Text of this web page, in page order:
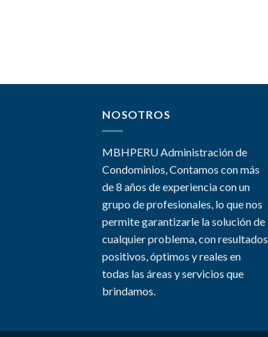
NOSOTROS
MBHPERU Administración de
Condominios, Contamos con más
de 8 años de experiencia con un
grupo de profesionales, lo que nos
permite garantizarle la solución de
cualquier problema, con resultados
positivos, óptimos y reales en
todas las áreas y servicios que
brindamos.